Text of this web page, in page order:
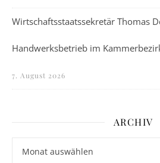
Wirtschaftsstaatssekretär Thomas
Handwerksbetrieb im
7. August 2026
ARCHIV